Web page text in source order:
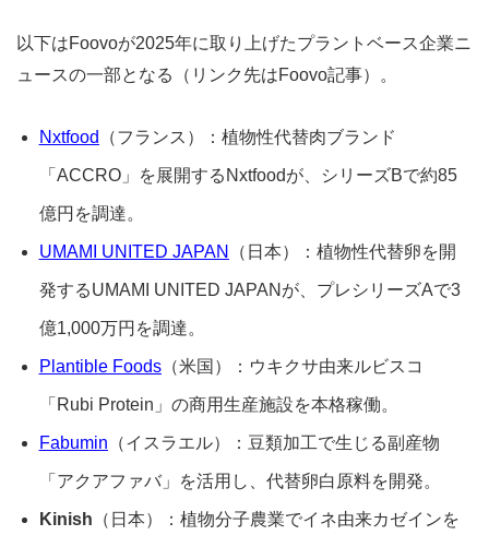
以下はFoovoが2025年に取り上げたプラントベース企業ニ
ュースの一部となる（リンク先はFoovo記事）。
Nxtfood （フランス）：植物性代替肉ブランド
「ACCRO」を展開するNxtfoodが、シリーズBで約85
億円を調達。
UMAMI UNITED JAPAN （日本）：植物性代替卵を開
発するUMAMI UNITED JAPANが、プレシリーズAで3
億1,000万円を調達。
Plantible Foods（米国）：ウキクサ由来ルビスコ
「Rubi Protein」の商用生産施設を本格稼働。
Fabumin （イスラエル）：豆類加工で生じる副産物
「アクアファバ」を活用し、代替卵白原料を開発。
Kinish （日本）：植物分子農業でイネ由来カゼインを